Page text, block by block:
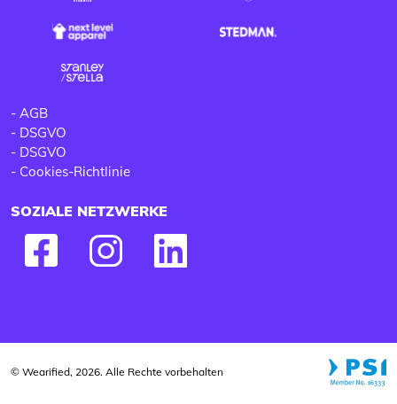
- AGB
- DSGVO
- DSGVO
- Cookies-Richtlinie
SOZIALE NETZWERKE
© Wearified, 2026. Alle Rechte vorbehalten